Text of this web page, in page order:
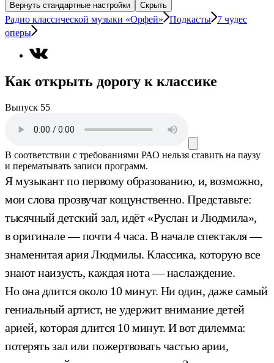
Вернуть стандартные настройки
Скрыть
Радио классической музыки «Орфей» Подкасты
7 чудес
оперы
Как открыть дорогу к классике
Выпуск 55
В соответствии с требованиями РАО нельзя ставить на паузу
и перематывать записи программ.
Я музыкант по первому образованию, и, возможно,
мои слова прозвучат кощунственно. Представьте:
тысячный детский зал, идёт «Руслан и Людмила»,
в оригинале — почти 4 часа. В начале спектакля —
знаменитая ария Людмилы. Классика, которую все
знают наизусть, каждая нота — наслаждение.
Но она длится около 10 минут. Ни один, даже самый
гениальный артист, не удержит внимание детей
арией, которая длится 10 минут. И вот дилемма:
потерять зал или пожертвовать частью арии,